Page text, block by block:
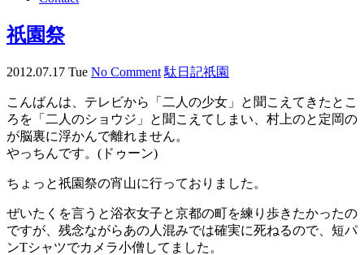
祇園祭
2012.07.17 Tue No Comment 駄日記祇園
こんばんは、テレビから「二人の少女」と聞こえてきたとこ
ろを「二人のショウジ」と聞こえてしまい、村上のと定岡の
が脳裏に浮かんで離れません。
やっちんです。(ドゥーン)
ちょっと祇園祭の宵山に行っておりました。
ぜいたくを言うと浴衣女子と京都の町を練り歩きたかったの
ですが、残念ながらあの人混みでは確実に死ねるので、短パ
ンTシャツでカメラ小僧してました。